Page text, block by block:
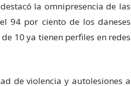
la omnipresencia de las
94 por ciento de los daneses
10 ya tienen perfiles en redes
de violencia y autolesiones a